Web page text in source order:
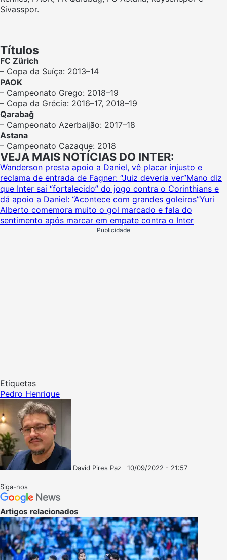
Sivasspor.
Títulos
FC Zürich
– Copa da Suíça: 2013–14
PAOK
– Campeonato Grego: 2018–19
– Copa da Grécia: 2016–17, 2018–19
Qarabağ
– Campeonato Azerbaijão: 2017–18
Astana
– Campeonato Cazaque: 2018
VEJA MAIS NOTÍCIAS DO INTER:
Wanderson presta apoio a Daniel, vê placar injusto e
reclama de entrada de Fagner: “Juiz deveria ver”Mano diz
que Inter sai “fortalecido” do jogo contra o Corinthians e
dá apoio a Daniel: “Acontece com grandes goleiros”Yuri
Alberto comemora muito o gol marcado e fala do
sentimento após marcar em empate contra o Inter
Publicidade
Etiquetas
Pedro Henrique
David Pires Paz
10/09/2022 - 21:57
Siga-nos
Artigos relacionados